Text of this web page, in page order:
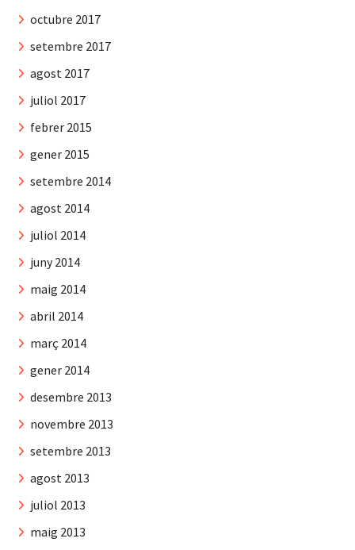
octubre 2017
setembre 2017
agost 2017
juliol 2017
febrer 2015
gener 2015
setembre 2014
agost 2014
juliol 2014
juny 2014
maig 2014
abril 2014
març 2014
gener 2014
desembre 2013
novembre 2013
setembre 2013
agost 2013
juliol 2013
maig 2013